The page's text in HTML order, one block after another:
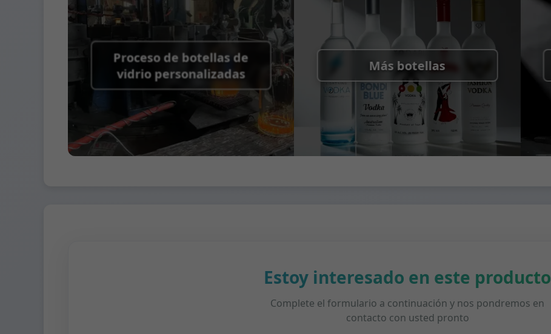
Términos de embalaje:
Palés + Divisores, Palés + Cartón, Cartón
Proceso de botellas de
vidrio personalizadas
Más botellas
Estoy interesado en este producto
Complete el formulario a continuación y nos pondremos en
contacto con usted pronto